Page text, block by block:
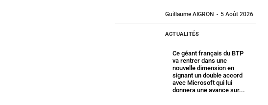
Guillaume AIGRON - 5 Août 2026
ACTUALITÉS
Ce géant français du BTP
va rentrer dans une
nouvelle dimension en
signant un double accord
avec Microsoft qui lui
donnera une avance sur...